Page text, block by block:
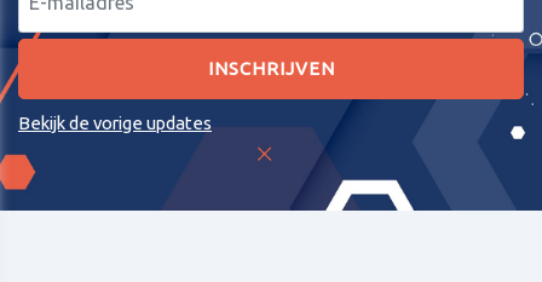
Bekijk de vorige updates